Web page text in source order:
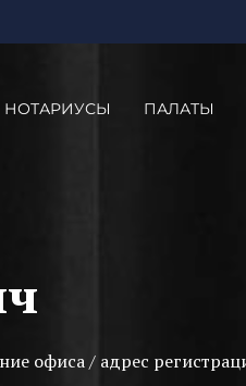
НОТАРИУСЫ ПАЛАТЫ
офиса / адрес